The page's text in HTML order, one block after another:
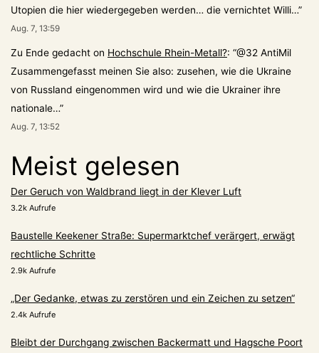
Utopien die hier wiedergegeben werden… die vernichtet Willi…”
Aug. 7, 13:59
Zu Ende gedacht on Hochschule Rhein-Metall?: “@32 AntiMil
Zusammengefasst meinen Sie also: zusehen, wie die Ukraine
von Russland eingenommen wird und wie die Ukrainer ihre
nationale…”
Aug. 7, 13:52
Meist gelesen
Der Geruch von Waldbrand liegt in der Klever Luft
3.2k Aufrufe
Baustelle Keekener Straße: Supermarktchef verärgert, erwägt
rechtliche Schritte
2.9k Aufrufe
„Der Gedanke, etwas zu zerstören und ein Zeichen zu setzen“
2.4k Aufrufe
Bleibt der Durchgang zwischen Backermatt und Hagsche Poort